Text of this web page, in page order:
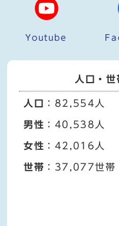
Youtube
人口・世
人口 ：82,554人
男性 ：40,538人
女性 ：42,016人
世帯 ：37,077世帯